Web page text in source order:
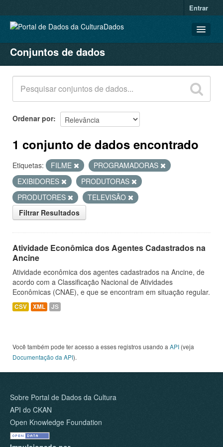
Entrar
CONJUNTOS DE DADOS
ORGANIZAÇÕES
GRUPOS
SOBRE
Conjuntos de dados
Ordenar por
1 conjunto de dados encontrado
Etiquetas: FILME
PROGRAMADORAS
EXIBIDORES
PRODUTORAS
PRODUTORES
TELEVISÃO
Filtrar Resultados
Atividade Econômica dos Agentes Cadastrados na
Ancine
Atividade econômica dos agentes cadastrados na Ancine, de
acordo com a Classificação Nacional de Atividades
Econômicas (CNAE), e que se encontram em situação regular.
CSV XML JS
Você também pode ter acesso a esses registros usando a API (veja
Documentação da API).
Sobre Portal de Dados da Cultura
API do CKAN
Open Knowledge Foundation